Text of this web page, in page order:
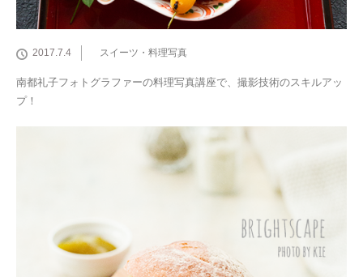
2017.7.4 スイーツ・料理写真
南都礼子フォトグラファーの料理写真講座で、撮影技術のスキルアッ
プ！